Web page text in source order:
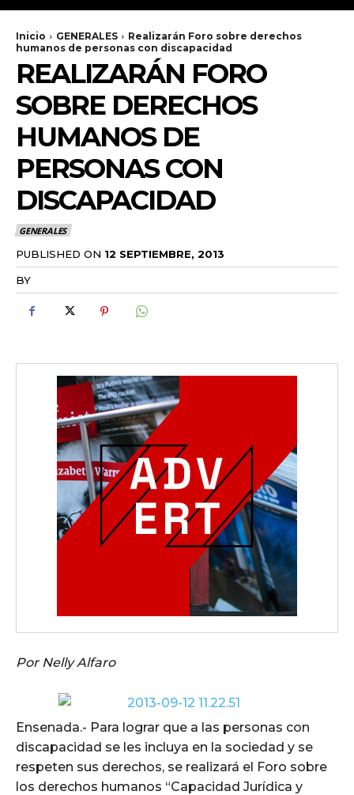
Inicio GENERALES
Realizarán Foro sobre derechos
humanos de personas con discapacidad
REALIZARÁN FORO
SOBRE DERECHOS
HUMANOS DE
PERSONAS CON
DISCAPACIDAD
GENERALES
PUBLISHED ON 12 SEPTIEMBRE, 2013
BY
Por Nelly Alfaro
Ensenada.- Para lograr que a las personas con
discapacidad se les incluya en la sociedad y se
respeten sus derechos, se realizará el Foro sobre
los derechos humanos “Capacidad Jurídica y